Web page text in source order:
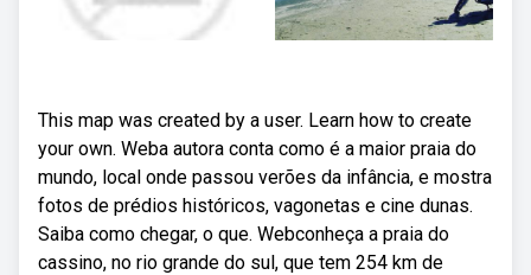
This map was created by a user. Learn how to create
your own. Weba autora conta como é a maior praia do
mundo, local onde passou verões da infância, e mostra
fotos de prédios históricos, vagonetas e cine dunas.
Saiba como chegar, o que. Webconheça a praia do
cassino, no rio grande do sul, que tem 254 km de